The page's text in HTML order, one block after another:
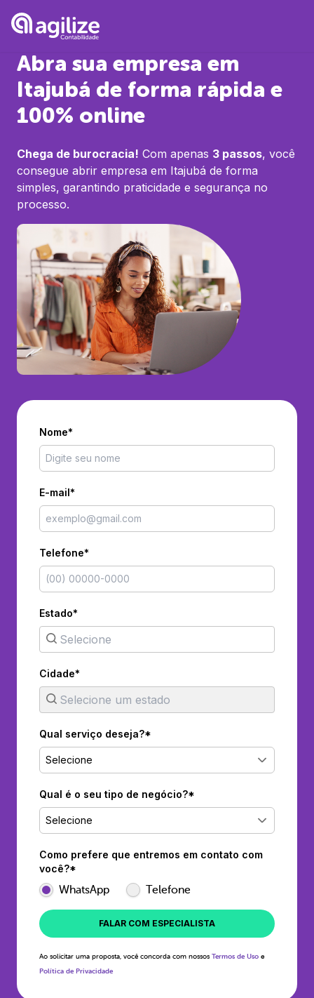
Abra sua empresa em
Itajubá de forma rápida e
100% online
Chega de burocracia! Com apenas 3 passos, você
consegue abrir empresa em Itajubá de forma
simples, garantindo praticidade e segurança no
processo.
Nome*
E-mail*
Telefone*
Estado*
Cidade*
Qual serviço deseja?*
Selecione
Qual é o seu tipo de negócio?*
Selecione
Como prefere que entremos em contato com
você?*
WhatsApp Telefone
FALAR COM ESPECIALISTA
Ao solicitar uma proposta, você concorda com nossos Termos de Uso e
Política de Privacidade